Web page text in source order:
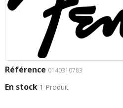
Référence 0140310783
En stock 1 Produit